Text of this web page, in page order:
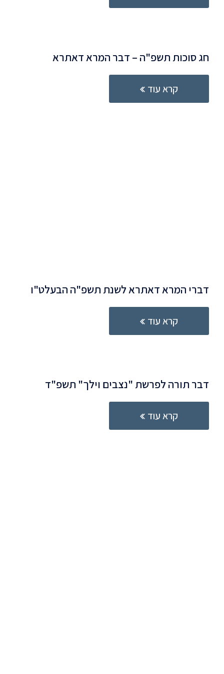
חג סוכות תשפ"ה – דבר המרא דאתרא
קרא עוד
דברי המרא דאתרא לשנת תשפ"ה הבעלט"ו
קרא עוד
דבר תורה לפרשת "נצבים וילך" תשפ"ד
קרא עוד